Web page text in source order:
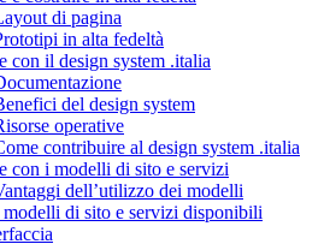
di pagina
in alta fedeltà
con il design system .italia
del design system
operative
contribuire al design system .italia
con i modelli di sito e servizi
dell’utilizzo dei modelli
di sito e servizi disponibili